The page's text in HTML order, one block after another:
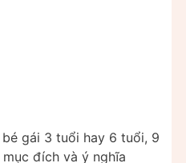
gái 3 tuổi hay 6 tuổi, 9
đích và ý nghĩa